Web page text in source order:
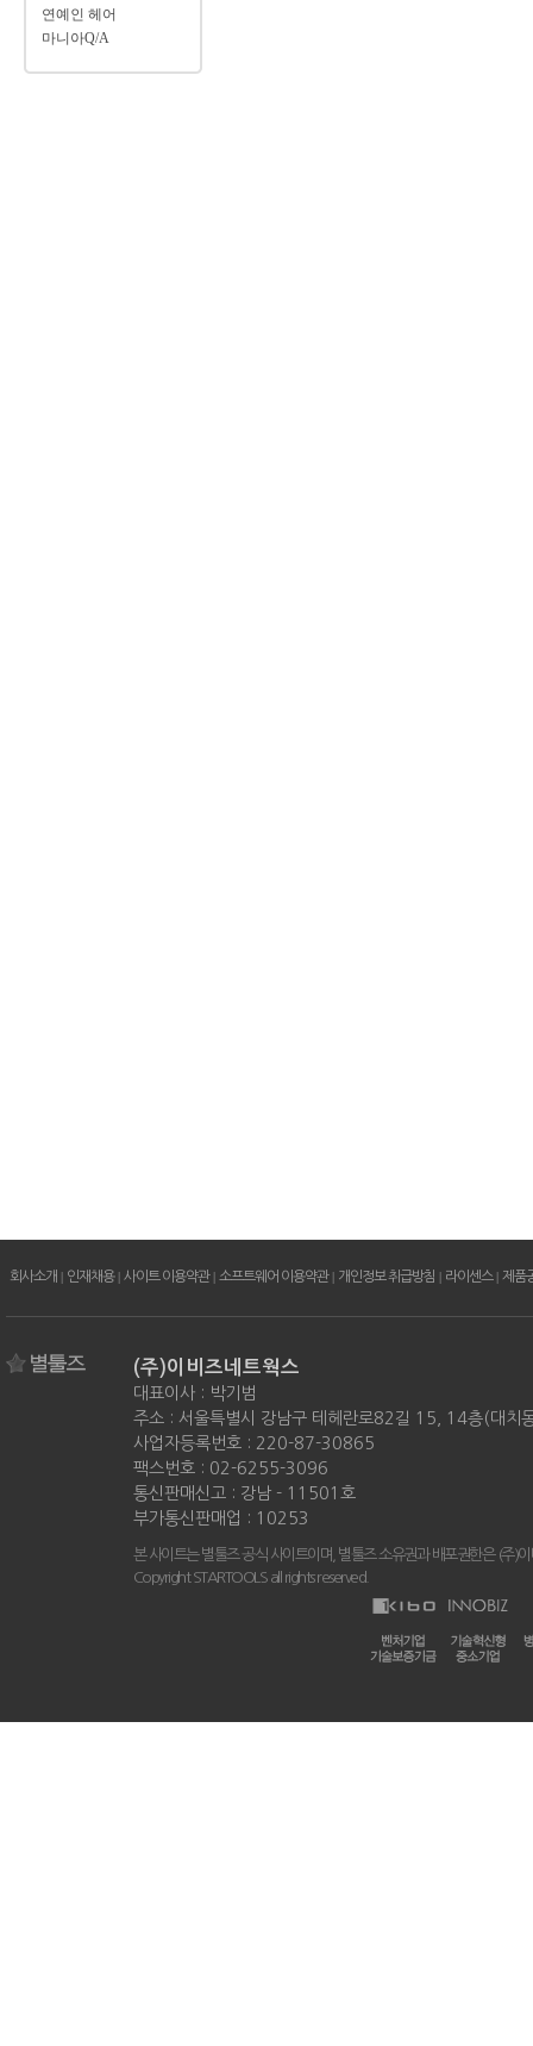
연예인 헤어
마니아Q/A
회사소개 | 인재채용 | 사이트 이용약관 | 소프트웨어 이용약관 | 개인정보 취급방침 | 라이센스 | 제품
(주)이비즈네트웍스
대표이사 : 박기범
주소 : 서울특별시 강남구 테헤란로82길 15, 14층(대치
사업자등록번호 : 220-87-30865
팩스번호 : 02-6255-3096
통신판매신고 : 강남 - 11501호
부가통신판매업 : 10253
본 사이트는 별툴즈 공식 사이트이며, 별툴즈 소유권과 배포권한은 (주)
Copyright STARTOOLS all rights reserved.